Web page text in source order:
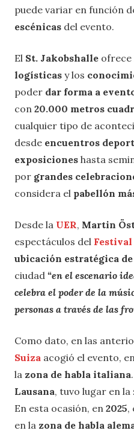
puede variar en función
escénicas del evento.
El St. Jakobshalle ofrece
logísticas y los
poder dar forma a
con 20.000 metros
cualquier tipo de
desde encuentros
exposiciones hasta
por grandes
considera el pabellón
Desde la UER, Martin
espectáculos del
ubicación estratégica
ciudad “en el escenario
celebra el poder de la
personas a través de las
Como dato, en las
Suiza acogió el evento,
la zona de habla italiana
Lausana, tuvo lugar en la
En esta ocasión, en 2025,
en la zona de habla